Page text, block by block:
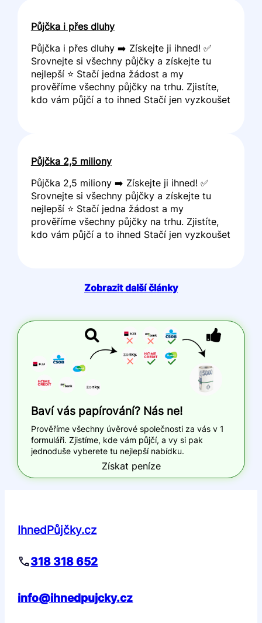
Půjčka i přes dluhy
Půjčka i přes dluhy ➡️ Získejte ji ihned! ✅
Srovnejte si všechny půjčky a získejte tu
nejlepší ⭐ Stačí jedna žádost a my
prověříme všechny půjčky na trhu. Zjistíte,
kdo vám půjčí a to ihned Stačí jen vyzkoušet
Půjčka 2,5 miliony
Půjčka 2,5 miliony ➡️ Získejte ji ihned! ✅
Srovnejte si všechny půjčky a získejte tu
nejlepší ⭐ Stačí jedna žádost a my
prověříme všechny půjčky na trhu. Zjistíte,
kdo vám půjčí a to ihned Stačí jen vyzkoušet
Zobrazit další články
Baví vás papírování? Nás ne!
Prověříme všechny úvěrové společnosti za vás v 1
formuláři. Zjistíme, kde vám půjčí, a vy si pak
jednoduše vyberete tu nejlepší nabídku.
Získat peníze
IhnedPůjčky.cz
318 318 652
info@ihnedpujcky.cz